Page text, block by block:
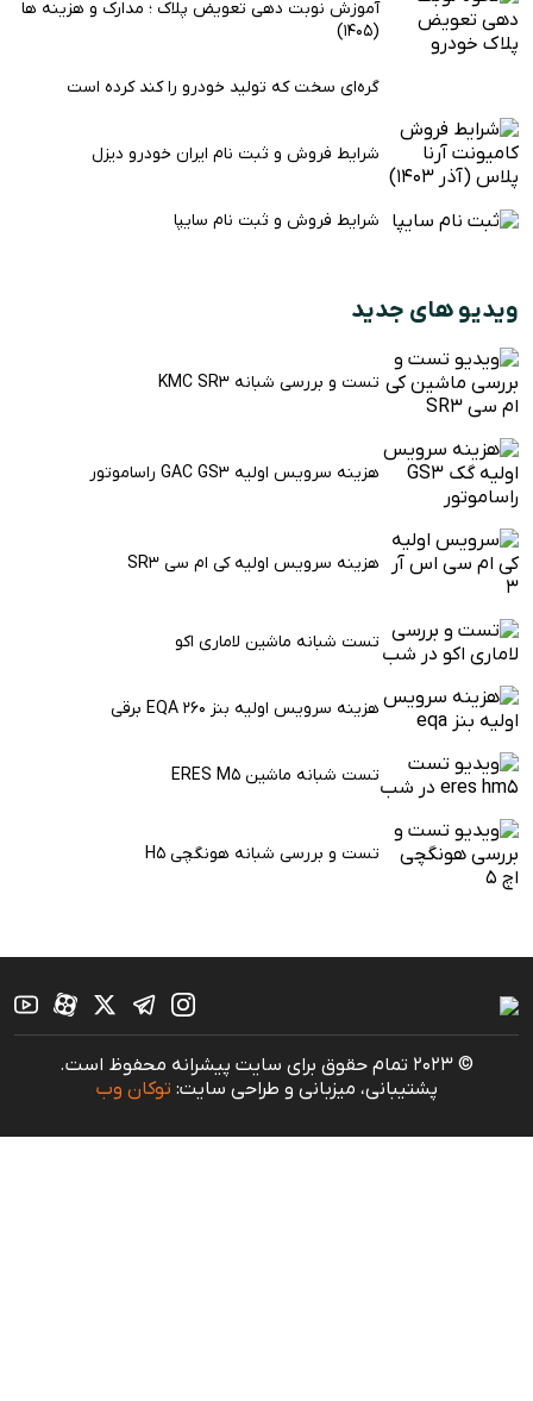
آموزش نوبت دهی تعویض پلاک ؛ مدارک و هزینه ها
(1405)
گره‌ای سخت که تولید خودرو را کند کرده است
شرایط فروش و ثبت نام ایران خودرو دیزل
شرایط فروش و ثبت نام سایپا
ویدیو های جدید
تست و بررسی شبانه KMC SR3
هزینه سرویس اولیه GAC GS3 راساموتور
هزینه سرویس اولیه کی ام سی SR3
تست شبانه ماشین لاماری اکو
هزینه سرویس اولیه بنز EQA 260 برقی
تست شبانه ماشین ERES M5
تست و بررسی شبانه هونگچی H5
© 2023 تمام حقوق برای سایت پیشرانه محفوظ است.
پشتیبانی، میزبانی و طراحی سایت: توکان وب